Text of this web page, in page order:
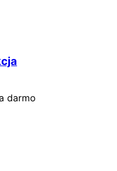
darmo